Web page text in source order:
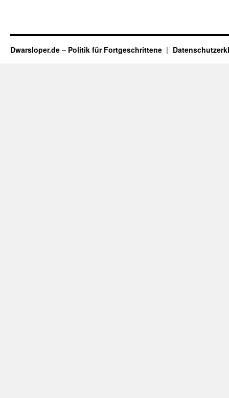
Dwarsloper.de – Politik für Fortgeschrittene